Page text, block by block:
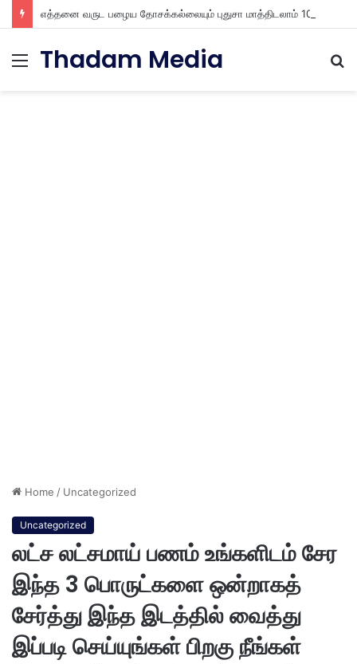
Menu
Thadam Media
Home / Uncategorized
Uncategorized
லட்ச லட்சமாய் பணம் உங்களிடம் சேர
இந்த 3 பொருட்களை ஒன்றாகத்
சேர்த்து இந்த இடத்தில் வைத்து
இப்படி செய்யுங்கள் பிறகு நீங்கள்